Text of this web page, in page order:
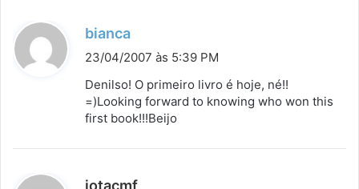
bianca
i
s
e
23/04/2007 às 5:39 PM
Denilso! O primeiro livro é hoje, né!!
=)Looking forward to knowing who won this
first book!!!Beijo
jotacmf